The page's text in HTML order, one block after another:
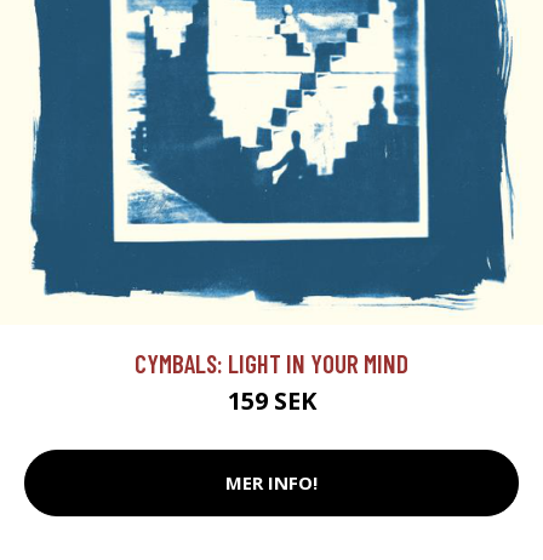
CYMBALS: LIGHT IN YOUR MIND
159 SEK
MER INFO!